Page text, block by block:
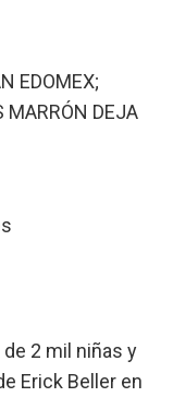
EDOMEX;
MARRÓN DEJA
2 mil niñas y
Erick Beller en